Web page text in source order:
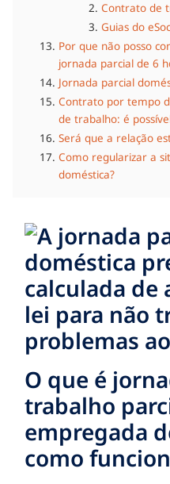
Contrato de
Guias do
Por que não posso
jornada parcial de 6
Jornada parcial
Contrato por tempo
de trabalho: é
Será que a relação
Como regularizar a
doméstica?
O que é
trabalho
empregada
como